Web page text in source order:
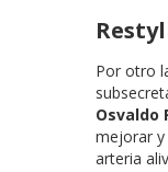
Por otro
Osvaldo
mejorar y
arteria